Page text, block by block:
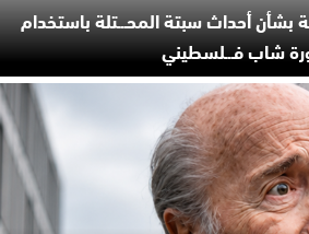
بشأن أحداث سبتة المحـ.ـتلة باستخدام
شاب فـ.ـلسطيني